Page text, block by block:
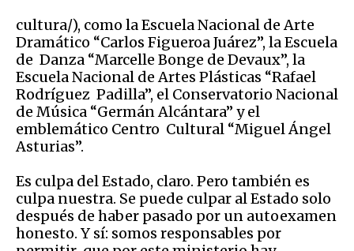
cultura/), como la Escuela Nacional de Arte
Dramático “Carlos Figueroa Juárez”, la Escuela
de Danza “Marcelle Bonge de Devaux”, la
Escuela Nacional de Artes Plásticas “Rafael
Rodríguez Padilla”, el Conservatorio Nacional
de Música “Germán Alcántara” y el
emblemático Centro Cultural “Miguel Ángel
Asturias”.
Es culpa del Estado, claro. Pero también es
culpa nuestra. Se puede culpar al Estado solo
después de haber pasado por un autoexamen
honesto. Y sí: somos responsables por